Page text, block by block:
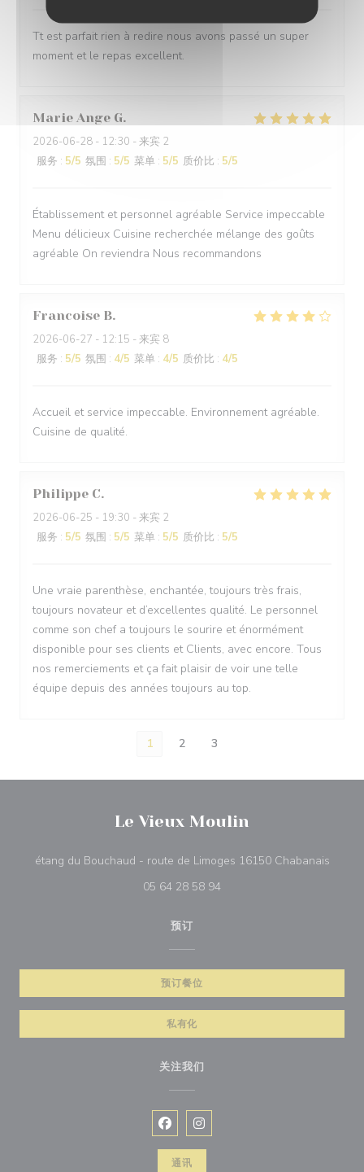
Tt est parfait rien à redire nous avons passé un super
moment et le repas excellent.
Marie Ange G
2026-06-28 - 12:30 - 来宾 2
服务 : 5/5 氛围 : 5/5 菜单 : 5/5 质价比 : 5/5
Établissement et personnel agréable Service impeccable
Menu délicieux Cuisine recherchée mélange des goûts
agréable On reviendra Nous recommandons
Francoise B
2026-06-27 - 12:15 - 来宾 8
服务 : 5/5 氛围 : 4/5 菜单 : 4/5 质价比 : 4/5
Accueil et service impeccable. Environnement agréable.
Cuisine de qualité.
Philippe C
2026-06-25 - 19:30 - 来宾 2
服务 : 5/5 氛围 : 5/5 菜单 : 5/5 质价比 : 5/5
Une vraie parenthèse, enchantée, toujours très frais,
toujours novateur et d’excellentes qualité. Le personnel
comme son chef a toujours le sourire et énormément
disponible pour ses clients et Clients, avec encore. Tous
nos remerciements et ça fait plaisir de voir une telle
équipe depuis des années toujours au top.
1 2 3
Le Vieux Moulin
étang du Bouchaud - route de Limoges 16150 Chabanais((在新
05 64 28 58 94
预订
预订餐位
私有化
关注我们
Facebook ((在新窗口中打开))
Instagram ((在新窗口中打开))
通讯